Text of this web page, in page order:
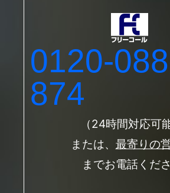
0120-
874
（24時間対応可能
または、 最寄りの
までお電話くだ